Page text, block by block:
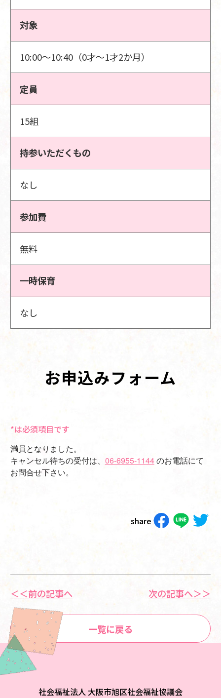
対象
10:00～10:40（0才～1才2か月）
定員
15組
持参いただくもの
なし
参加費
無料
一時保育
なし
お申込みフォーム
*は必須項目です
満員となりました。
キャンセル待ちの受付は、 06-6955-1144のお電話にて
お問合せ下さい。
share
＜＜前の記事へ
一覧に戻る
次の記事へ＞＞
社会福祉法人 大阪市旭区社会福祉協議会